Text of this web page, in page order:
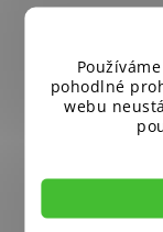
pohodlné
webu